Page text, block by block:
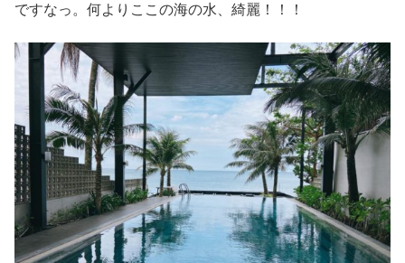
ですなっ。何よりここの海の水、綺麗！！！